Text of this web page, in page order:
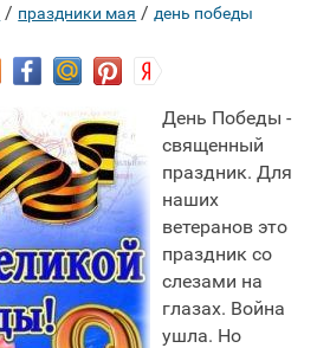
/ праздники мая /день победы
День Победы -
священный
праздник. Для
наших
ветеранов это
праздник со
слезами на
глазах. Война
ушла. Но